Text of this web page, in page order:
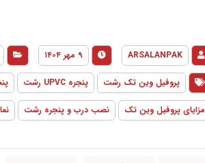
ARSALANPAK ۹ مهر ۱۴۰۴
پروفیل وین تک رشت پنجره UPVC رشت
مزایای پروفیل وین تک نصب درب و پنجره رشت